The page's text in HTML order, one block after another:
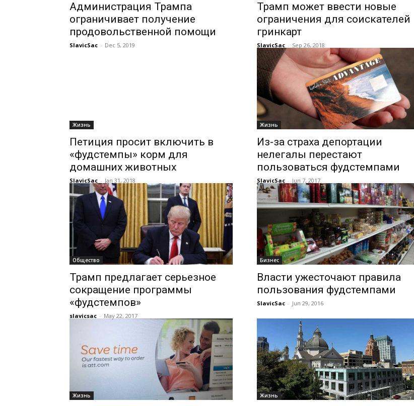
Администрация Трампа
ограничивает получение
продовольственной помощи
SlavicSac - Dec 5, 2019
Трамп может ввести новые
ограничения для соискателей
гринкарт
SlavicSac - Sep 26, 2018
Жизнь
Петиция просит включить в
«фудстемпы» корм для
домашних животных
SlavicSac - Jan 31, 2018
Жизнь
Из-за страха депортации
нелегалы перестают
пользоваться фудстемпами
SlavicSac - Jun 7, 2017
Общество
Трамп предлагает серьезное
сокращение программы
«фудстемпов»
slavicsac - May 22, 2017
Бизнес
Власти ужесточают правила
пользования фудстемпами
SlavicSac - Jun 29, 2016
Жизнь Жизнь